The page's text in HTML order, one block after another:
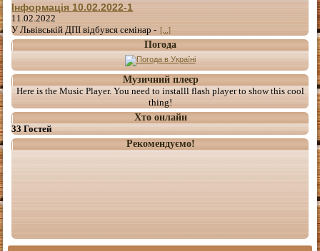
Інформація 10.02.2022-1
11.02.2022
У Львівській ДПІ відбувся семінар - [...]
Погода
Музичний плеєр
Here is the Music Player. You need to installl flash player to show this cool
thing!
Хто онлайн
33 Гостей
Рекомендуємо!